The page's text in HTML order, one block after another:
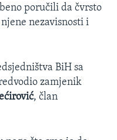
poručili da čvrsto
nezavisnosti i
BiH sa
zamjenik
, član